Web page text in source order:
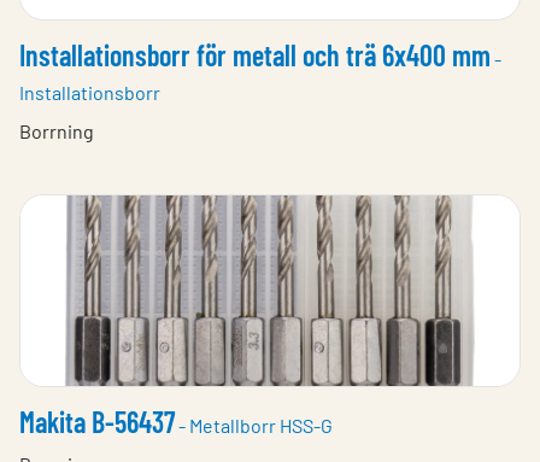
Installationsborr för metall och trä 6x400 mm -
Installationsborr
Borrning
Makita B-56437- Metallborr HSS-G